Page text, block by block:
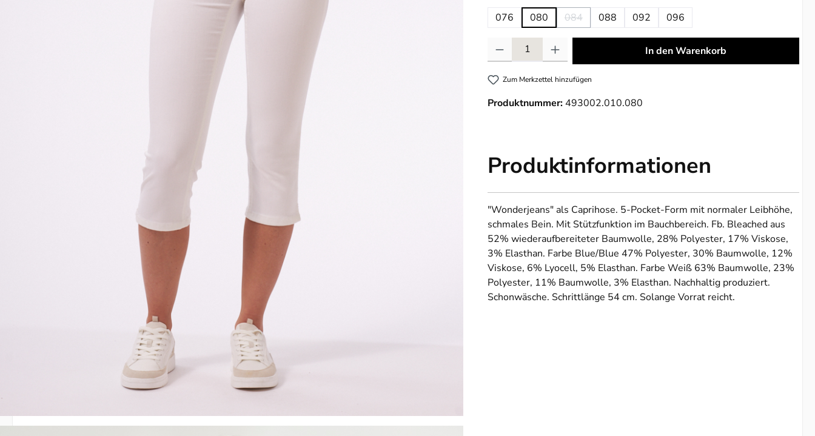
076
080 084(Diese Option ist zurzeit nicht verfügbar.)
088 092 096
Produkt Anzahl: Gib den gewünschten Wert ein oder benutze die Schaltflächen um
In den Warenkorb
Zum Merkzettel hinzufügen
Produktnummer:493002.010.080
Produktinformationen
"Wonderjeans" als Caprihose. 5-Pocket-Form mit normaler Leibhöhe,
schmales Bein. Mit Stützfunktion im Bauchbereich. Fb. Bleached aus
52% wiederaufbereiteter Baumwolle, 28% Polyester, 17% Viskose,
3% Elasthan. Farbe Blue/Blue 47% Polyester, 30% Baumwolle, 12%
Viskose, 6% Lyocell, 5% Elasthan. Farbe Weiß 63% Baumwolle, 23%
Polyester, 11% Baumwolle, 3% Elasthan. Nachhaltig produziert.
Schonwäsche. Schrittlänge 54 cm. Solange Vorrat reicht.